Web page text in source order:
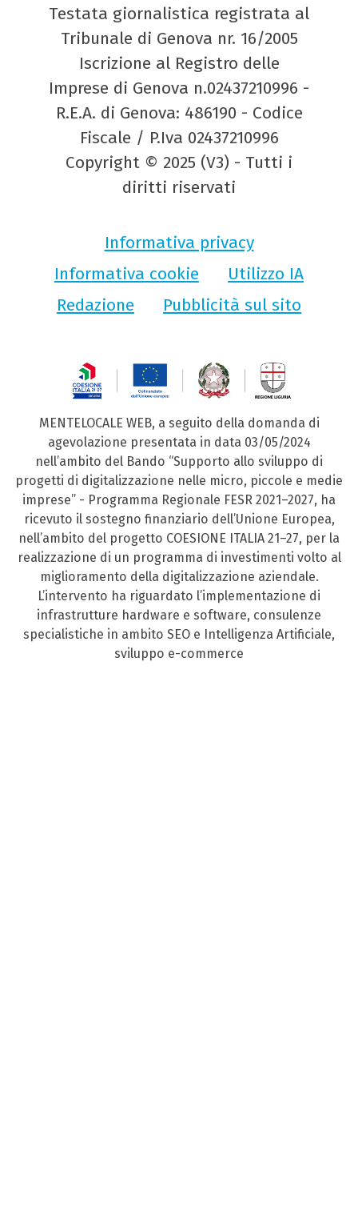
Testata giornalistica registrata al
Tribunale di Genova nr. 16/2005
Iscrizione al Registro delle
Imprese di Genova n.02437210996 -
R.E.A. di Genova: 486190 - Codice
Fiscale / P.Iva 02437210996
Copyright © 2025 (V3) - Tutti i
diritti riservati
Informativa privacy
Informativa cookie
Utilizzo IA
Redazione
Pubblicità sul sito
MENTELOCALE WEB, a seguito della domanda di
agevolazione presentata in data 03/05/2024
nell’ambito del Bando “Supporto allo sviluppo di
progetti di digitalizzazione nelle micro, piccole e medie
imprese” - Programma Regionale FESR 2021–2027, ha
ricevuto il sostegno finanziario dell’Unione Europea,
nell’ambito del progetto COESIONE ITALIA 21–27, per la
realizzazione di un programma di investimenti volto al
miglioramento della digitalizzazione aziendale.
L’intervento ha riguardato l’implementazione di
infrastrutture hardware e software, consulenze
specialistiche in ambito SEO e Intelligenza Artificiale,
sviluppo e-commerce